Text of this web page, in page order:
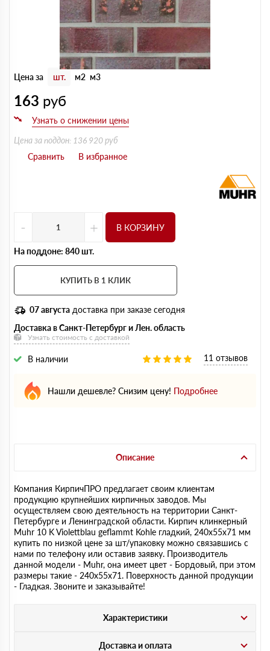
Цена за шт. м2 м3
163 руб
Цена за поддон: 136 920 руб
- + В КОРЗИНУ
На поддоне: 840 шт.
КУПИТЬ В 1 КЛИК
07 августа доставка при заказе сегодня
Доставка в Санкт-Петербург и Лен. область
Узнать стоимость с доставкой
В наличии 11 отзывов
Нашли дешевле? Снизим цену! Подробнее
Описание
Компания КирпичПРО предлагает своим клиентам
продукцию крупнейших кирпичных заводов. Мы
осуществляем свою деятельность на территории Санкт-
Петербурге и Ленинградской области. Кирпич клинкерный
Muhr 10 K Violettblau geflammt Kohle гладкий, 240х55х71 мм
купить по низкой цене за шт/упаковку можно связавшись с
нами по телефону или оставив заявку. Производитель
данной модели - Muhr, она имеет цвет - Бордовый, при этом
размеры такие - 240х55х71. Поверхность данной продукции
- Гладкая. Звоните и заказывайте!
Характеристики
Доставка и оплата